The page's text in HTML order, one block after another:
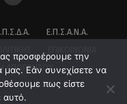
Ε.Π.Σ.Α.Ν.Α.
ΑΠΟΡΡΉΤΟΥ
προσφέρουμε την
μας. Εάν συνεχίσετε να
πως είστε
αυτό.